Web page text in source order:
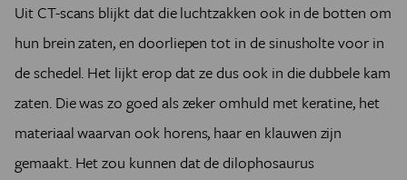
Uit CT-scans blijkt dat die luchtzakken ook in de botten om
hun brein zaten, en doorliepen tot in de sinusholte voor in
de schedel. Het lijkt erop dat ze dus ook in die dubbele kam
zaten. Die was zo goed als zeker omhuld met keratine, het
materiaal waarvan ook horens, haar en klauwen zijn
gemaakt. Het zou kunnen dat de dilophosaurus